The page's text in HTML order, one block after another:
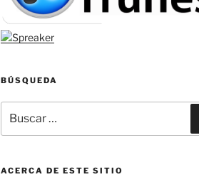
BÚSQUEDA
por:
ACERCA DE ESTE SITIO